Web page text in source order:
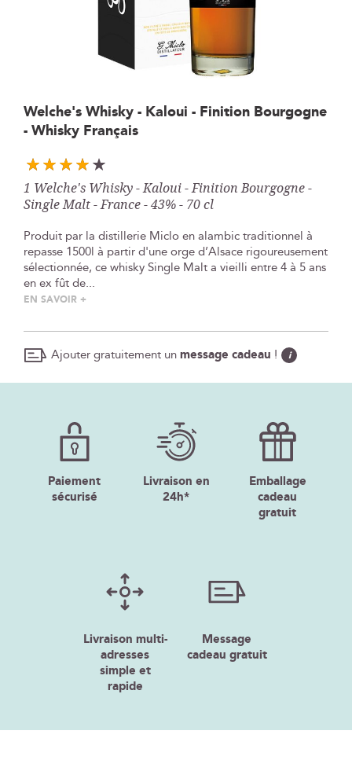
Skip
to
the
beginning
of
the
images
Welche's Whisky - Kaloui - Finition Bourgogne
- Whisky Français
1 Welche's Whisky - Kaloui - Finition Bourgogne -
Single Malt - France - 43% - 70 cl
Produit par la distillerie Miclo en alambic traditionnel à
repasse 1500l à partir d'une orge d’Alsace rigoureusement
sélectionnée, ce whisky Single Malt a vieilli entre 4 à 5 ans
en ex fût de...
EN SAVOIR +
Ajouter gratuitement unmessage cadeau ! i
Paiement
sécurisé
Livraison en
24h*
Emballage
cadeau
gratuit
Livraison multi-
adresses
simple et
rapide
Message
cadeau gratuit